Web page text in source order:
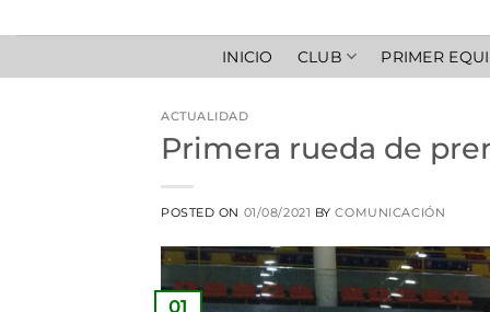
INICIO CLUB PRIMER
ACTUALIDAD
Primera rueda de
POSTED ON 01/08/2021 BYCOMUNICACIÓN
01